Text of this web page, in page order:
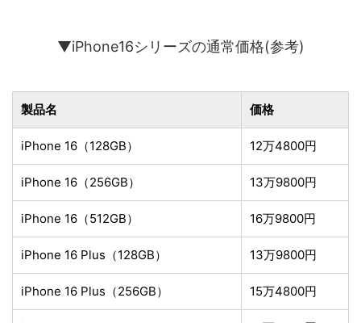
▼iPhone16シリーズの通常価格(参考)
製品名 価格
iPhone 16（128GB） 12万4800円
iPhone 16（256GB） 13万9800円
iPhone 16（512GB） 16万9800円
iPhone 16 Plus（128GB） 13万9800円
iPhone 16 Plus（256GB） 15万4800円